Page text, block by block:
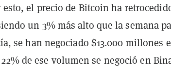
el precio de Bitcoin ha
un 3% más alto que la semana
se han negociado $13.000 millones
de ese volumen se negoció en